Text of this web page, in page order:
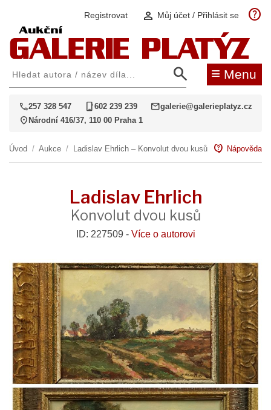
Registrovat person Můj účet / Přihlásit se help
search ≡ Menu
call257 328 547 phone_iphone602 239 239 mailgalerie@galerieplatyz.cz
location_on Národní 416/37, 110 00 Praha 1
Úvod / Aukce / Ladislav Ehrlich – Konvolut dvou kusů contact_support Nápověda
Ladislav Ehrlich
Konvolut dvou kusů
ID: 227509 - Více o autorovi